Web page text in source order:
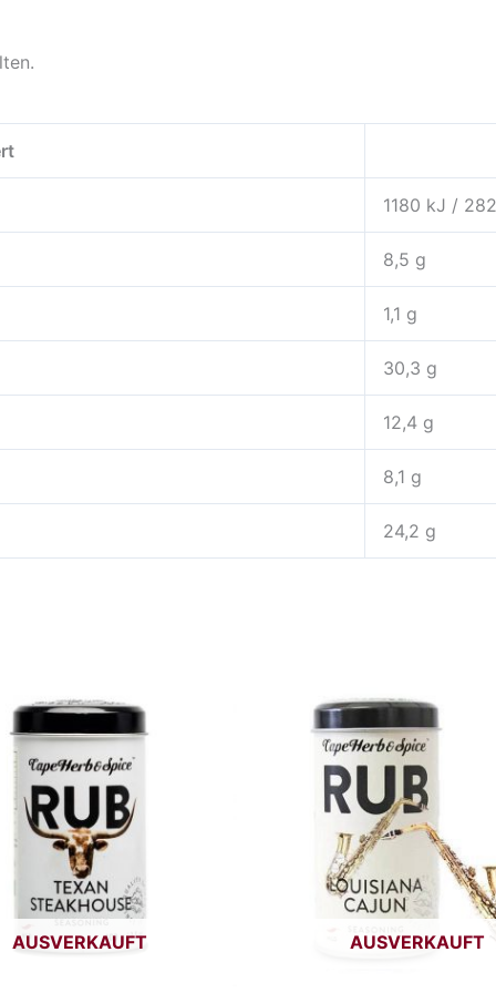
1180 kJ /
8,5 g
1,1 g
30,3 g
12,4 g
8,1 g
24,2 g
AUSVERKAUFT AUSVERKAUFT